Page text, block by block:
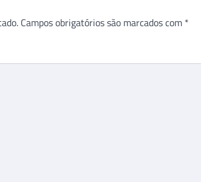
Campos obrigatórios são marcados com *